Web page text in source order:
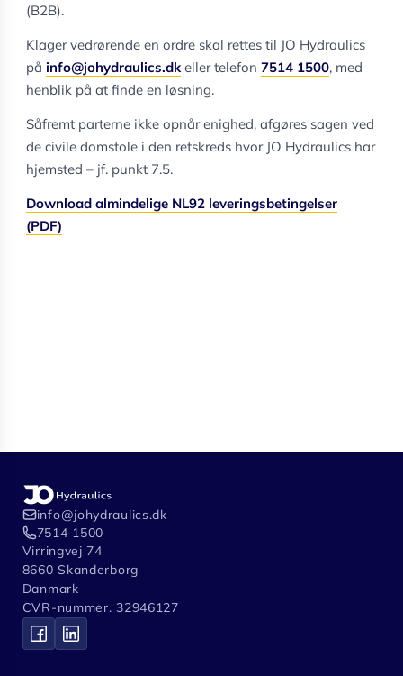
(B2B).
Klager vedrørende en ordre skal rettes til JO Hydraulics
på info@johydraulics.dk eller telefon7514 1500, med
henblik på at finde en løsning.
Såfremt parterne ikke opnår enighed, afgøres sagen ved
de civile domstole i den retskreds hvor JO Hydraulics har
hjemsted – jf. punkt 7.5.
Download almindelige NL92 leveringsbetingelser
(PDF)
info@johydraulics.dk
7514 1500
Virringvej 74
8660 Skanderborg
Danmark
CVR-nummer. 32946127